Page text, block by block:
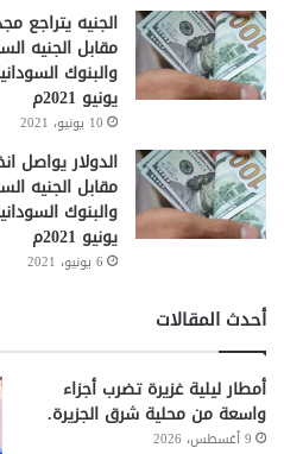
الجنيه يتراجع
مقابل الجنيه
يونيو 2021م
10 يونيو، 2021
الدولار يواصل
مقابل الجنيه
يونيو 2021م
6 يونيو، 2021
أحدث المقالات
أمطار ليلية غزيرة تضرب أجزاء
واسعة من محلية شرق الجزيرة.
9 أغسطس، 2026